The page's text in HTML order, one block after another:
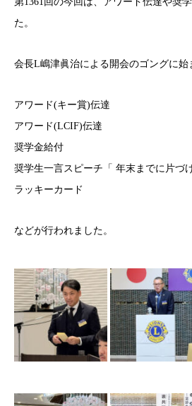
た。
会長L嶋津眞治による開会のゴングに始
アワード(キー賞)伝達
アワード(LCIF)伝達
奨学金給付
奨学生一言スピーチ「 年末までに片づ
ラッキーカード
などが行われました。